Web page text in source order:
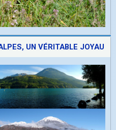
UN VÉRITABLE JOYAU